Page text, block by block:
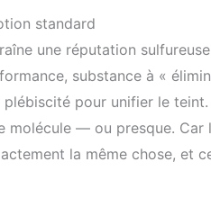
une réputation
substance à «
pour unifier le
molécule — ou presque.
la même chose, et